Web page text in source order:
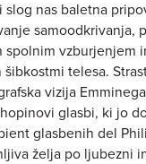
slog nas baletna
samoodkrivanja,
spolnim vzburjenjem
telesa.
vizija
glasbi, ki jo
glasbenih del
želja po ljubezni